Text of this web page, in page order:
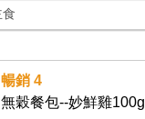
暢銷 4
無穀餐包--妙鮮雞100g